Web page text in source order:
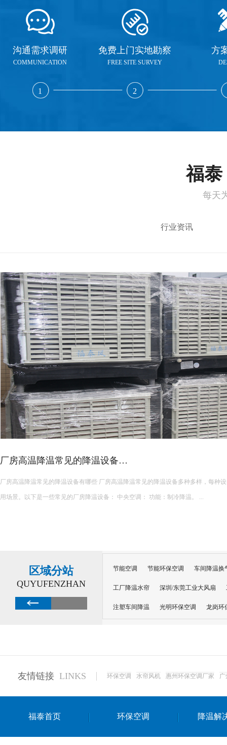
沟通需求调研
COMMUNICATION
1
免费上门实地勘察
FREE SITE SURVEY
2
方
福泰
每天
行业资讯
厂房高温降温常见的降温设备…
厂房高温降温常见的降温设备有哪些 厂房高温降温常见的降温设备多种多样，每种设备都有其独特的功能和适
用场景。以下是一些常见的厂房降温设备： 中央空调： 功能：制冷降温。 ...
区域分站
QUYUFENZHAN
节能空调 节能环保空调 车间降温换
工厂降温水帘 深圳/东莞工业大风扇
注塑车间降温 光明环保空调 龙岗环
达州工业省电安装
友情链接 LINKS 环保空调 水帘风机 惠州环保空调厂家 广
福泰首页 环保空调 降温解